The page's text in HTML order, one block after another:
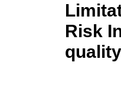
Risk